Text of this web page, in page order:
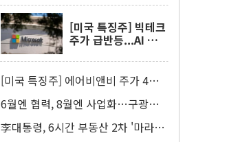
실 공개
[미국 특징주] 빅테크
주가 급반등...AI 불안
아나
[미국 특징주] 에어비앤비 주가 4년
만에 최고...연간 매출 상향에 투자자
반색
6월엔 협력, 8월엔 사업화…구광모·
젠슨 황 두 번째 담판
李대통령, 6시간 부동산 2차 '마라톤'